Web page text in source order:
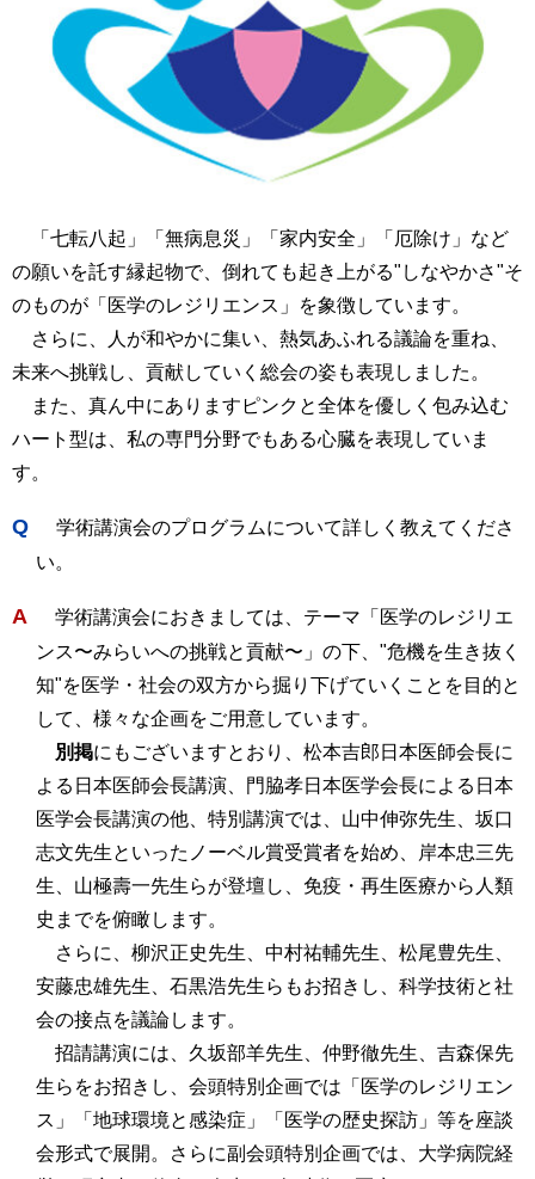
「七転八起」「無病息災」「家内安全」「厄除け」など
の願いを託す縁起物で、倒れても起き上がる"しなやかさ"そ
のものが「医学のレジリエンス」を象徴しています。
さらに、人が和やかに集い、熱気あふれる議論を重ね、
未来へ挑戦し、貢献していく総会の姿も表現しました。
また、真ん中にありますピンクと全体を優しく包み込む
ハート型は、私の専門分野でもある心臓を表現していま
す。
Q
学術講演会のプログラムについて詳しく教えてくださ
い。
A
学術講演会におきましては、テーマ「医学のレジリエ
ンス〜みらいへの挑戦と貢献〜」の下、"危機を生き抜く
知"を医学・社会の双方から掘り下げていくことを目的と
して、様々な企画をご用意しています。
別掲にもございますとおり、松本吉郎日本医師会長に
よる日本医師会長講演、門脇孝日本医学会長による日本
医学会長講演の他、特別講演では、山中伸弥先生、坂口
志文先生といったノーベル賞受賞者を始め、岸本忠三先
生、山極壽一先生らが登壇し、免疫・再生医療から人類
史までを俯瞰します。
さらに、柳沢正史先生、中村祐輔先生、松尾豊先生、
安藤忠雄先生、石黒浩先生らもお招きし、科学技術と社
会の接点を議論します。
招請講演には、久坂部羊先生、仲野徹先生、吉森保先
生らをお招きし、会頭特別企画では「医学のレジリエン
ス」「地球環境と感染症」「医学の歴史探訪」等を座談
会形式で展開。さらに副会頭特別企画では、大学病院経